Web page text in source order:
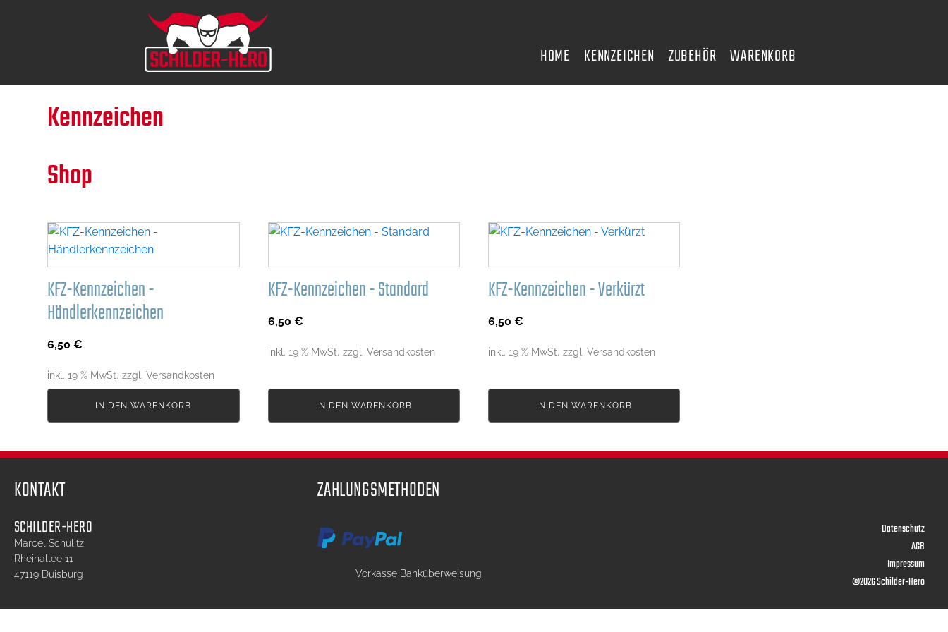
HOME KENNZEICHEN ZUBEHÖR WARENKORB
Kennzeichen
Shop
KFZ-Kennzeichen -
Händlerkennzeichen
6,50€
inkl. 19 % MwSt.
IN DEN WARENKORB
KFZ-Kennzeichen - Standard
6,50 €
inkl. 19 % MwSt.
IN DEN WARENKORB
KFZ-Kennzeichen - Verkürzt
6,50 €
inkl. 19 % MwSt.
IN DEN WARENKORB
KONTAKT
SCHILDER-HERO
Marcel Schulitz
Rheinallee 11
47119 Duisburg
ZAHLUNGSMETHODEN
Vorkasse Banküberweisung
Datenschutz
AGB
Impressum
©2026 Schilder-Hero